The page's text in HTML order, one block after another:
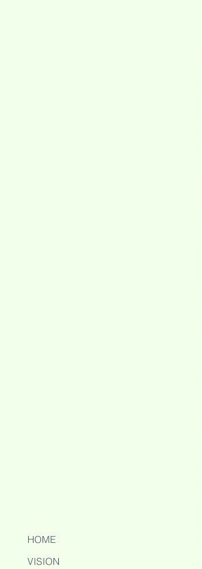
HOME
VISION